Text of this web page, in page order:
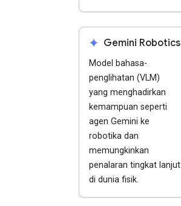
spark Gemini Robotics
Model bahasa-
penglihatan (VLM)
yang menghadirkan
kemampuan seperti
agen Gemini ke
robotika dan
memungkinkan
penalaran tingkat lanjut
di dunia fisik.